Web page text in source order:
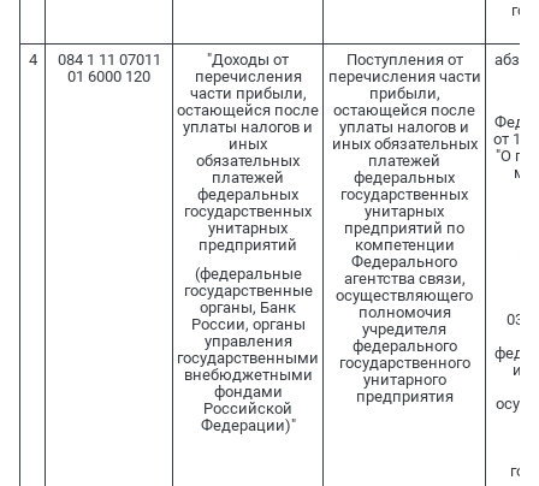
4
084 1 11 07011
01 6000 120
"Доходы от
перечисления
части прибыли,
остающейся после
уплаты налогов и
иных
обязательных
платежей
федеральных
государственных
унитарных
предприятий
(федеральные
государственные
органы, Банк
России, органы
управления
государственными
внебюджетными
фондами
Российской
Федерации)"
Поступления от
перечисления части
прибыли,
остающейся после
уплаты налогов и
иных обязательных
платежей
федеральных
государственных
унитарных
предприятий по
компетенции
Федерального
агентства связи,
осуществляющего
полномочия
учредителя
федерального
государственного
унитарного
предприятия
абз. 7
от
"О